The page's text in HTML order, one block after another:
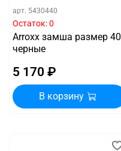
арт. 5430440
Остаток: 0
Arroxx замша размер 40
черные
5 170 ₽
В корзину